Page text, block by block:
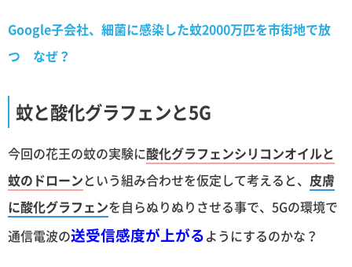
Google子会社、細菌に感染した蚊2000万匹を市街地で放
つ なぜ？
蚊と酸化グラフェンと5G
今回の花王の蚊の実験に酸化グラフェンシリコンオイルと
蚊のドローンという組み合わせを仮定して考えると、 皮膚
に酸化グラフェンを自らぬりぬりさせる事で、5Gの環境で
通信電波の送受信感度が上がるようにするのかな？